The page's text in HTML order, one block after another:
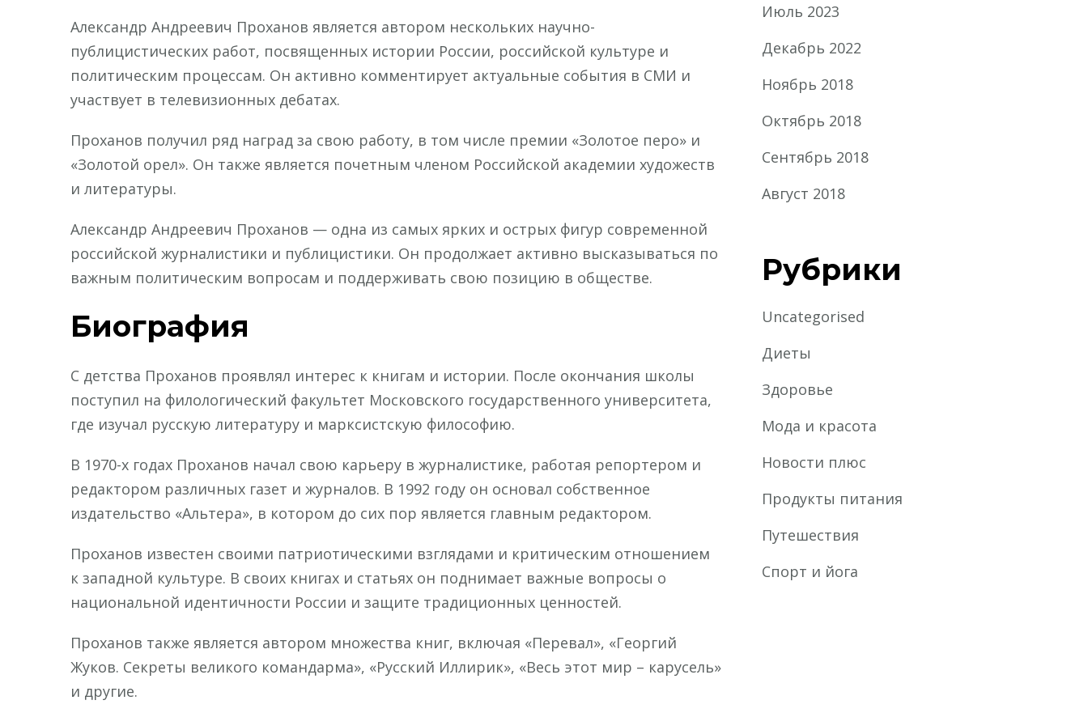
Александр Андреевич Проханов является автором нескольких научно-
публицистических работ, посвященных истории России, российской культуре и
политическим процессам. Он активно комментирует актуальные события в СМИ и
участвует в телевизионных дебатах.
Проханов получил ряд наград за свою работу, в том числе премии «Золотое перо» и
«Золотой орел». Он также является почетным членом Российской академии художеств
и литературы.
Александр Андреевич Проханов — одна из самых ярких и острых фигур современной
российской журналистики и публицистики. Он продолжает активно высказываться по
важным политическим вопросам и поддерживать свою позицию в обществе.
Биография
С детства Проханов проявлял интерес к книгам и истории. После окончания школы
поступил на филологический факультет Московского государственного университета,
где изучал русскую литературу и марксистскую философию.
В 1970-х годах Проханов начал свою карьеру в журналистике, работая репортером и
редактором различных газет и журналов. В 1992 году он основал собственное
издательство «Альтера», в котором до сих пор является главным редактором.
Проханов известен своими патриотическими взглядами и критическим отношением
к западной культуре. В своих книгах и статьях он поднимает важные вопросы о
национальной идентичности России и защите традиционных ценностей.
Проханов также является автором множества книг, включая «Перевал», «Георгий
Жуков. Секреты великого командарма», «Русский Иллирик», «Весь этот мир – карусель»
и другие.
Июль 2023
Декабрь 2022
Ноябрь 2018
Октябрь 2018
Сентябрь 2018
Август 2018
Рубрики
Uncategorised
Диеты
Здоровье
Мода и красота
Новости плюс
Продукты питания
Путешествия
Спорт и йога